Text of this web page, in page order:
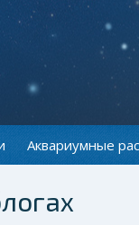
Аквариумные